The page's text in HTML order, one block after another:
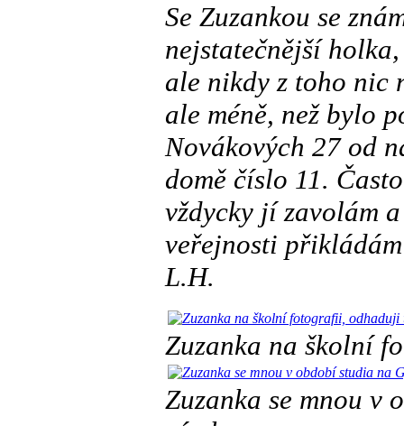
Se Zuzankou se
nejstatečnější
ale nikdy z toho nic
ale méně, než bylo
Novákových 27 od
domě číslo 11.
vždycky jí zavolám
veřejnosti
L.H.
Zuzanka na školní
Zuzanka se mnou v